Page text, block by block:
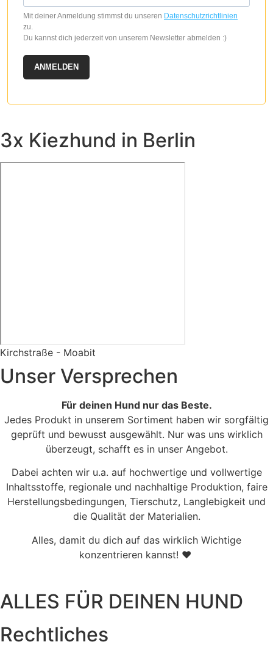
Mit deiner Anmeldung stimmst du unseren Datenschutzrichtlinien
zu.
Du kannst dich jederzeit von unserem Newsletter abmelden :)
ANMELDEN
3x Kiezhund in Berlin
Kirchstraße - Moabit
Unser Versprechen
Für deinen Hund nur das Beste.
Jedes Produkt in unserem Sortiment haben wir sorgfältig
geprüft und bewusst ausgewählt. Nur was uns wirklich
überzeugt, schafft es in unser Angebot.
Dabei achten wir u.a. auf hochwertige und vollwertige
Inhaltsstoffe, regionale und nachhaltige Produktion, faire
Herstellungsbedingungen, Tierschutz, Langlebigkeit und
die Qualität der Materialien.
Alles, damit du dich auf das wirklich Wichtige
konzentrieren kannst! ♥
ALLES FÜR DEINEN HUND
Rechtliches